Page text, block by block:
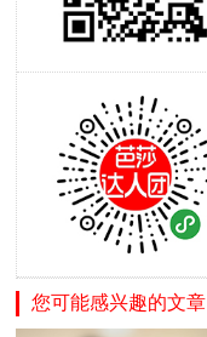
您可能感兴趣的文章